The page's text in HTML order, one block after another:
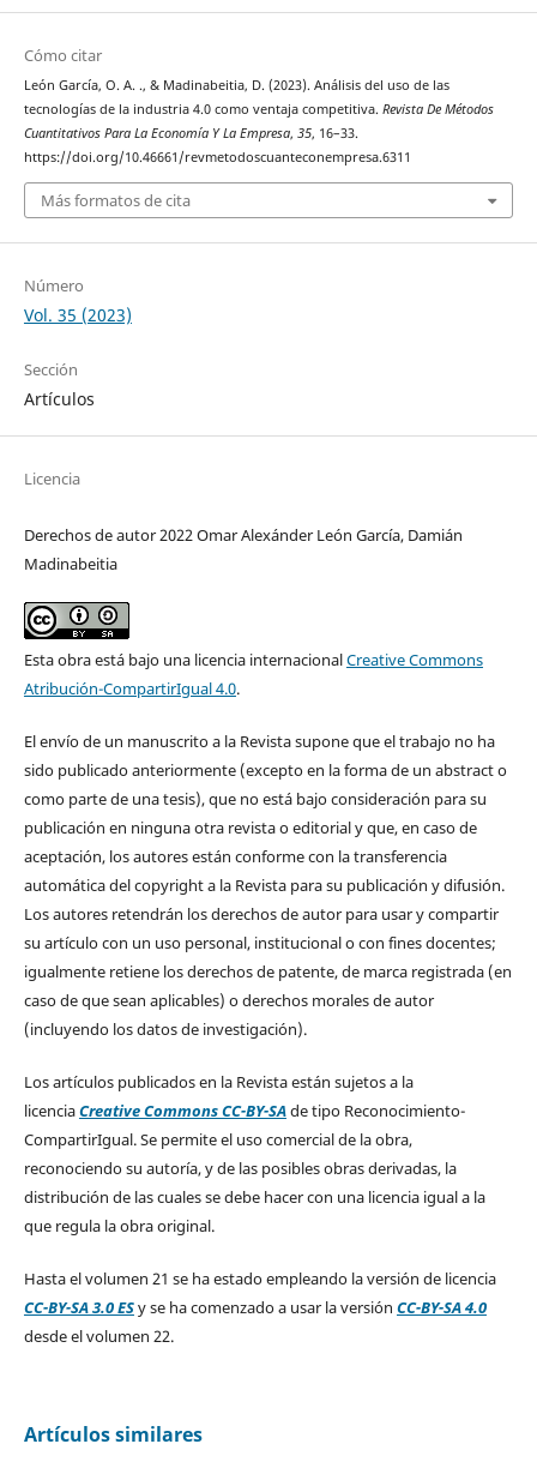
Cómo citar
León García, O. A. ., & Madinabeitia, D. (2023). Análisis del uso de las
tecnologías de la industria 4.0 como ventaja competitiva. Revista De Métodos
Cuantitativos Para La Economía Y La Empresa, 35, 16–33.
https://doi.org/10.46661/revmetodoscuanteconempresa.6311
Más formatos de cita
Número
Vol. 35 (2023)
Sección
Artículos
Licencia
Derechos de autor 2022 Omar Alexánder León García, Damián
Madinabeitia
Esta obra está bajo una licencia internacionalCreative Commons
Atribución-CompartirIgual 4.0.
El envío de un manuscrito a la Revista supone que el trabajo no ha
sido publicado anteriormente (excepto en la forma de un abstract o
como parte de una tesis), que no está bajo consideración para su
publicación en ninguna otra revista o editorial y que, en caso de
aceptación, los autores están conforme con la transferencia
automática del copyright a la Revista para su publicación y difusión.
Los autores retendrán los derechos de autor para usar y compartir
su artículo con un uso personal, institucional o con fines docentes;
igualmente retiene los derechos de patente, de marca registrada (en
caso de que sean aplicables) o derechos morales de autor
(incluyendo los datos de investigación).
Los artículos publicados en la Revista están sujetos a la
licenciaCreative Commons CC-BY-SAde tipo Reconocimiento-
CompartirIgual. Se permite el uso comercial de la obra,
reconociendo su autoría, y de las posibles obras derivadas, la
distribución de las cuales se debe hacer con una licencia igual a la
que regula la obra original.
Hasta el volumen 21 se ha estado empleando la versión de licencia
CC-BY-SA 3.0 ESy se ha comenzado a usar la versión CC-BY-SA 4.0
desde el volumen 22.
Artículos similares